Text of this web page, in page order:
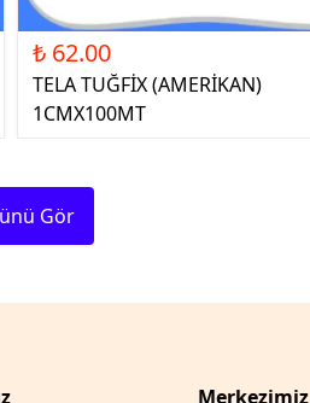
₺ 62.00
TELA TUĞFİX (AMERİKAN)
1CMX100MT
Gör
Merkezimiz